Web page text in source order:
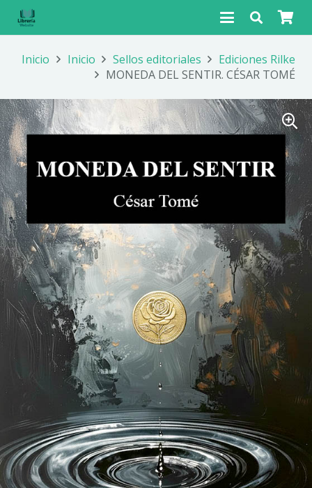
Inicio Inicio Sellos editoriales
Ediciones Rilke
MONEDA DEL SENTIR. CÉSAR TOMÉ